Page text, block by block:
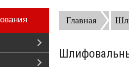
Главная